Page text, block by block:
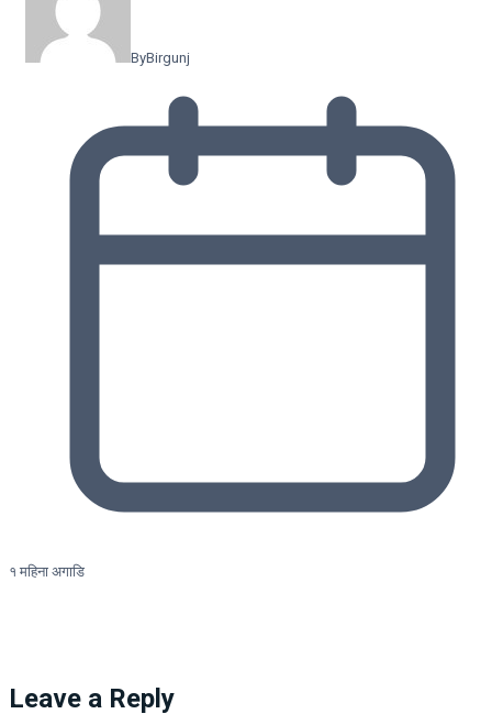
ByBirgunj
१ महिना अगाडि
Leave a Reply